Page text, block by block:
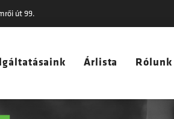
út 99.
Árlista Rólunk